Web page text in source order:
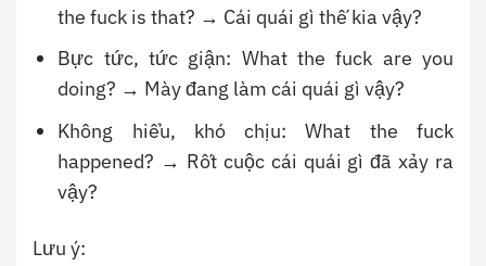
the fuck is that? → Cái quái gì thế kia vậy?
Bực tức, tức giận: What the fuck are you
doing? → Mày đang làm cái quái gì vậy?
Không hiểu, khó chịu: What the fuck
happened? → Rốt cuộc cái quái gì đã xảy ra
vậy?
Lưu ý: